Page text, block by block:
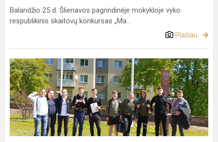
Balandžio 25 d. Šlienavos pagrindinėje mokykloje vyko
respublikinis skaitovų konkursas „Ma...
Plačiau
Wiosenny
turniej
siatkówki